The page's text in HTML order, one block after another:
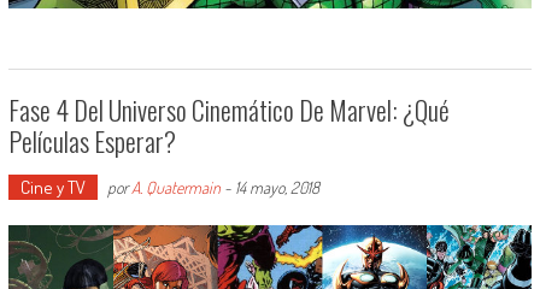
Fase 4 Del Universo Cinemático De Marvel: ¿Qué
Películas Esperar?
Cine y TV porA. Quatermain- 14 mayo, 2018